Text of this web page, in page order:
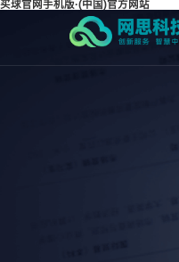
买球官网手机版·(中国)官方网站